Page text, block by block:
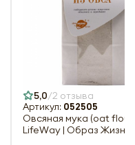
5,0 2 отзыва
Артикул: 052505
Овсяная мука (oat flour)
LifeWay | Образ Жизни